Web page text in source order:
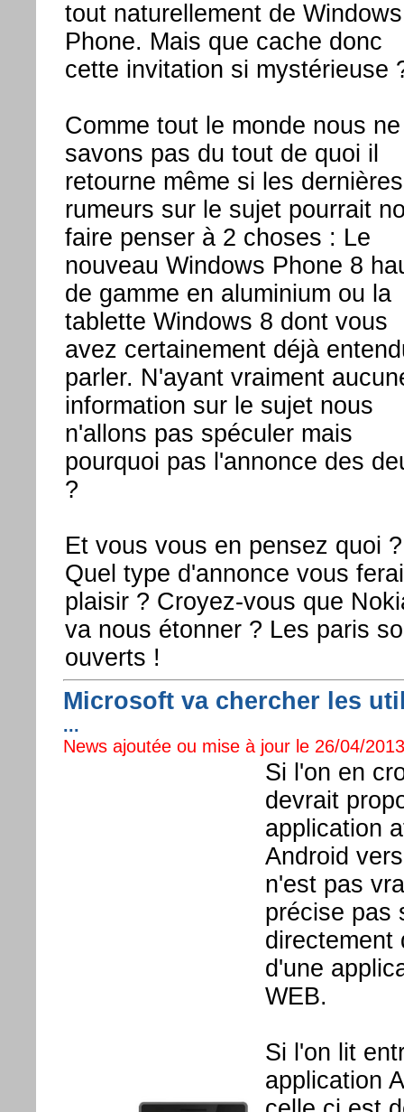
tout naturellement de Windows
Phone. Mais que cache donc
cette invitation si mystérieuse
Comme tout le monde nous ne
savons pas du tout de quoi il
retourne même si les dernières
rumeurs sur le sujet pourrait
faire penser à 2 choses : Le
nouveau Windows Phone 8
de gamme en aluminium ou la
tablette Windows 8 dont vous
avez certainement déjà
parler. N'ayant vraiment
information sur le sujet nous
n'allons pas spéculer mais
pourquoi pas l'annonce des
?
Et vous vous en pensez quoi ?
Quel type d'annonce vous
plaisir ? Croyez-vous que
va nous étonner ? Les paris
ouverts !
Microsoft va chercher les
...
News ajoutée ou mise à jour le 26/04/
Si l'on en
devrait
application
Android
n'est pas
précise pas
directement
d'une
WEB.
Si l'on lit
application